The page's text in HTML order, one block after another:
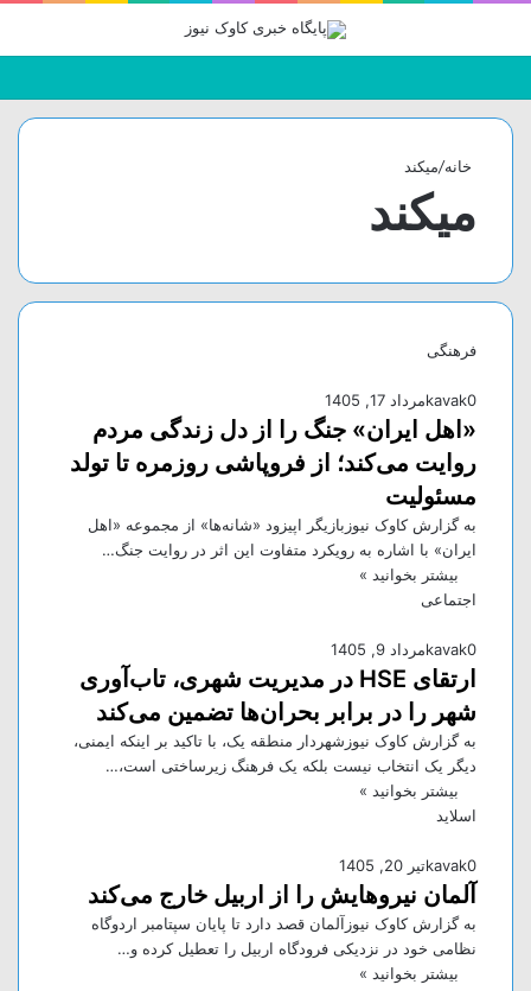
خانه/میکند
میکند
فرهنگی
kavakمرداد 17, 1405 0
«اهل ایران» جنگ را از دل زندگی مردم
روایت می‌کند؛ از فروپاشی روزمره تا تولد
مسئولیت
به گزارش کاوک نیوزبازیگر اپیزود «شانه‌ها» از مجموعه «اهل
ایران» با اشاره به رویکرد متفاوت این اثر در روایت جنگ…
بیشتر بخوانید »
اجتماعی
kavakمرداد 9, 1405 0
ارتقای HSE در مدیریت شهری، تاب‌آوری
شهر را در برابر بحران‌ها تضمین می‌کند
به گزارش کاوک نیوزشهردار منطقه یک، با تاکید بر اینکه ایمنی،
دیگر یک انتخاب نیست بلکه یک فرهنگ زیرساختی است،…
بیشتر بخوانید »
اسلاید
kavakتیر 20, 1405 0
آلمان نیروهایش را از اربیل خارج می‌کند
به گزارش کاوک نیوزآلمان قصد دارد تا پایان سپتامبر اردوگاه
نظامی خود در نزدیکی فرودگاه اربیل را تعطیل کرده و…
بیشتر بخوانید »